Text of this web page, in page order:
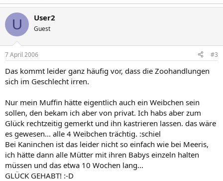
U User2
Guest
7 April 2006 #3
Das kommt leider ganz häufig vor, dass die Zoohandlungen
sich im Geschlecht irren.
Nur mein Muffin hätte eigentlich auch ein Weibchen sein
sollen, den bekam ich aber von privat. Ich habs aber zum
Glück rechtzeitig gemerkt und ihn kastrieren lassen. das wäre
es gewesen... alle 4 Weibchen trächtig. :schiel
Bei Kaninchen ist das leider nicht so einfach wie bei Meeris,
ich hätte dann alle Mütter mit ihren Babys einzeln halten
müssen und das etwa 10 Wochen lang...
GLÜCK GEHABT! :-D